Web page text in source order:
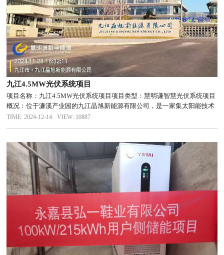
九江4.5MW光伏系统项目
项目名称：九江4.5MW光伏系统项目项目类型：慧明谦智慧光伏系统项目
概况：位于濂溪产业园的九江晶旭新能源有限公司，是一家集太阳能技术
研发、太阳能组件生产、太阳能市场化应用、太阳能解决方案为一体的科
TIME: 2024-12-14 VIEW: 10887